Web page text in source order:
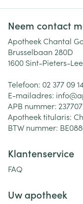
Neem contact
Apotheek Chantal
Brusselbaan 280D
1600 Sint-Pieters-
Telefoon: 02 377 09
E-mailadres: info@
APB nummer: 237707
Apotheek titularis:
BTW nummer:
Klantenservice
FAQ
Uw apotheek